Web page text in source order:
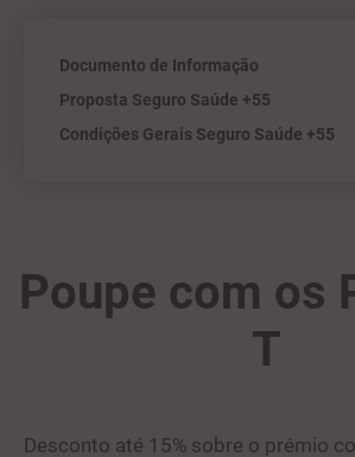
Documento de Informação
Proposta Seguro Saúde +55
Condições Gerais Seguro Saúde +55
Poupe com os
T
Desconto até 15% sobre o prémio